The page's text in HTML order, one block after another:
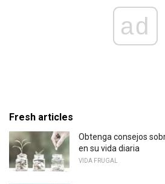
ad
Fresh articles
Obtenga consejos
en su vida diaria
VIDA FRUGAL